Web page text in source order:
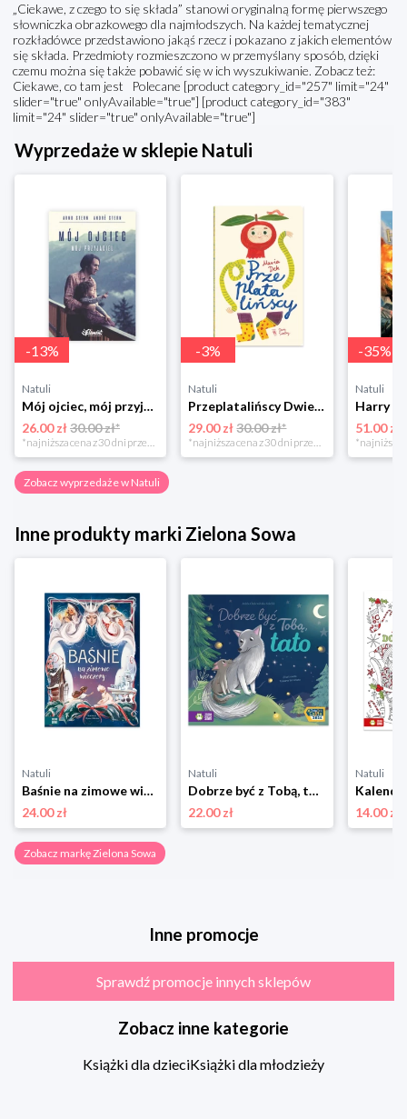
„Ciekawe, z czego to się składa” stanowi oryginalną formę pierwszego
słowniczka obrazkowego dla najmłodszych. Na każdej tematycznej
rozkładówce przedstawiono jakąś rzecz i pokazano z jakich elementów
się składa. Przedmioty rozmieszczono w przemyślany sposób, dzięki
czemu można się także pobawić się w ich wyszukiwanie. Zobacz też:
Ciekawe, co tam jest Polecane [product category_id="257" limit="24"
slider="true" onlyAvailable="true"] [product category_id="383"
limit="24" slider="true" onlyAvailable="true"]
Wyprzedaże w sklepie Natuli
-13%
Natuli
Mój ojciec, mój przyjaciel Element
26.00 zł30.00 zł*
*najniższa cena z 30 dni przed obniżką
-3%
Natuli
Przeplatalińscy Dwie siostry
29.00 zł 30.00 zł*
*najniższa cena z 30 dni przed obniżką
-35%
Natuli
51.00 zł
Zobacz wyprzedaże w Natuli
Inne produkty marki Zielona Sowa
Natuli
Baśnie na zimowe wieczory Zielona sowa
24.00 zł
Natuli
Dobrze być z Tobą, tato Zielona sowa
22.00 zł
Natuli
14.00 zł
Zobacz markę Zielona Sowa
Inne promocje
Sprawdź promocje innych sklepów
Zobacz inne kategorie
Książki dla dzieciKsiążki dla młodzieży